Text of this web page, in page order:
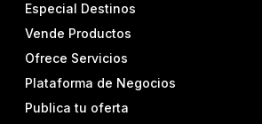
Especial Destinos
Vende Productos
Ofrece Servicios
Plataforma de Negocios
Publica tu oferta